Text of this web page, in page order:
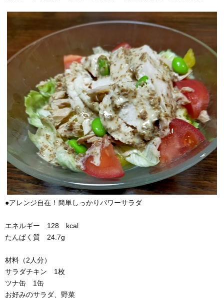
●アレンジ自在！簡単しっかりパワーサラダ
エネルギー 128 kcal
たんぱく質 24.7g
材料（2人分）
サラダチキン 1枚
ツナ缶 1缶
お好みのサラダ、野菜